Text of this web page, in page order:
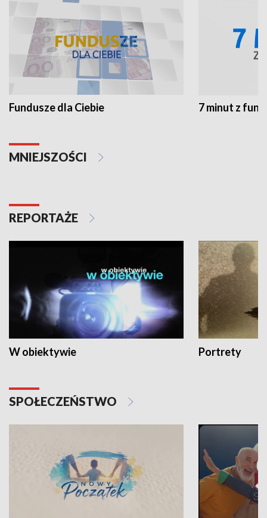
Fundusze dla Ciebie 7 minut z
MNIEJSZOŚCI
REPORTAŻE
W obiektywie Portrety
SPOŁECZEŃSTWO